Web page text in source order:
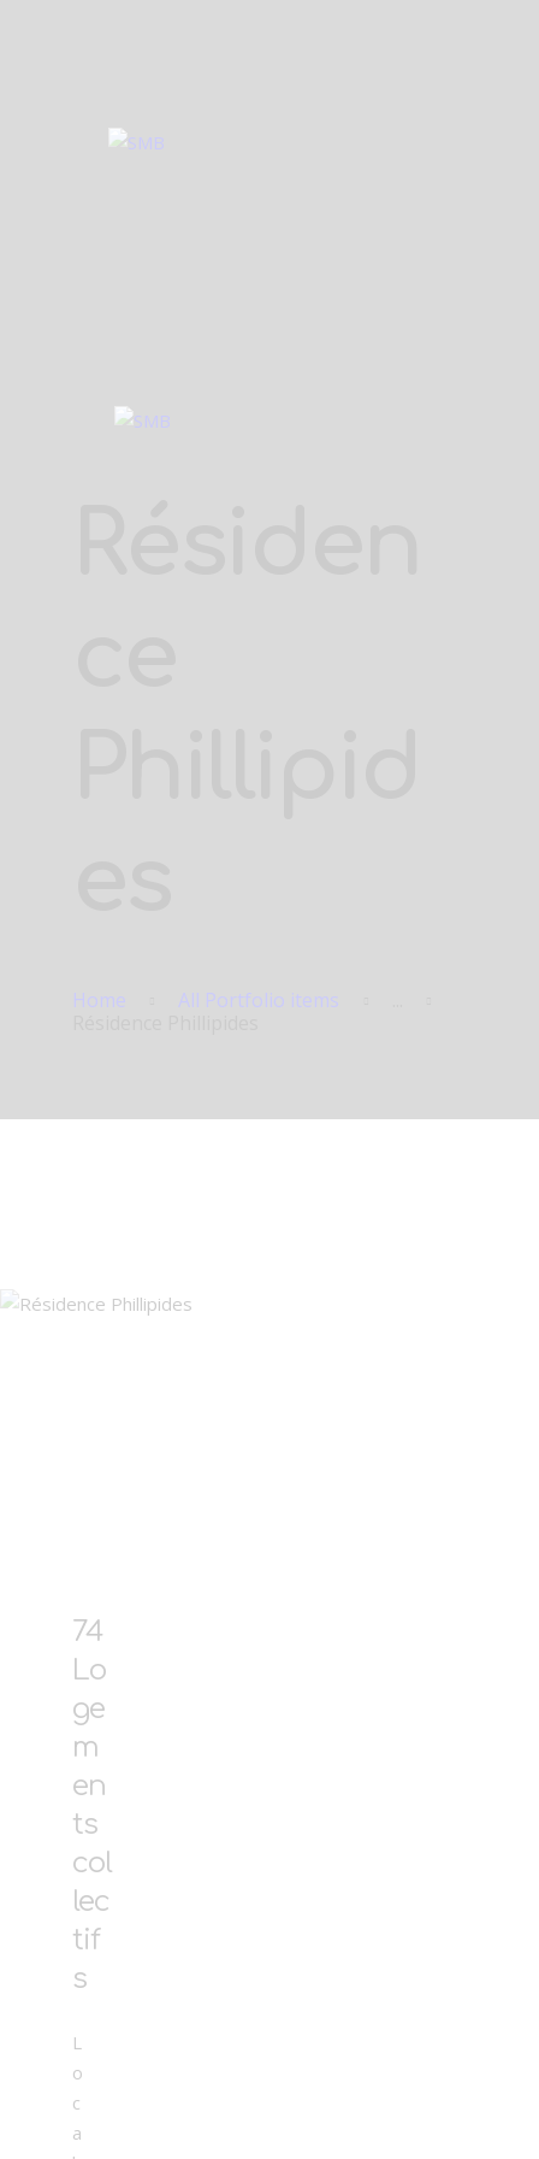
Home All Portfolio items
Nos projets
74
Lo
ge
m
en
ts
col
lec
tif
s
L
o
c
a